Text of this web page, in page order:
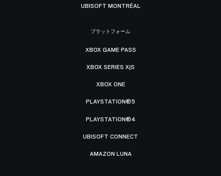
UBISOFT MONTRÉAL
プラットフォーム
XBOX GAME PASS
XBOX SERIES X|S
XBOX ONE
PLAYSTATION®5
PLAYSTATION®4
UBISOFT CONNECT
AMAZON LUNA